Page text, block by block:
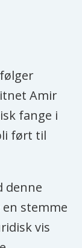
Amir
fange i
ført til
denne
stemme
vis